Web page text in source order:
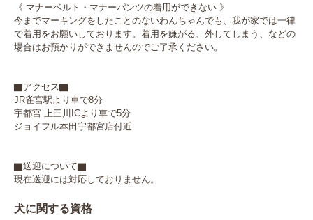
《 マナーベルト・マナーパンツの着用ができない 》
今までマーキングをしたことのないわんちゃんでも、我が家では一律
で着用をお願いしております。着用を嫌がる、外してしまう、などの
場合はお預かりができませんのでご了承ください。
▇アクセス▇
JR雀宮駅より車で8分
宇都宮 上三川ICより車で5分
ジョイフル本田宇都宮店付近
▇送迎について▇
現在送迎には対応しておりません。
犬に関する資格